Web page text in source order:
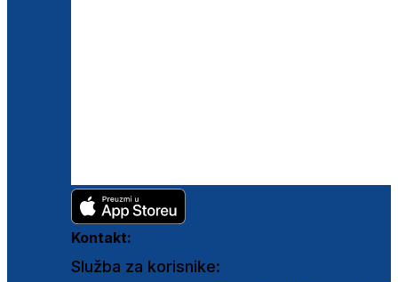
Kontakt:
Služba za korisnike: